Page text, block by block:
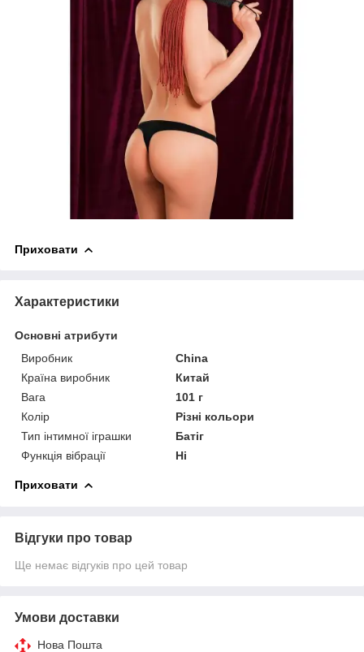
Приховати
Характеристики
Основні атрибути
Виробник
China
Країна виробник
Китай
Вага
101 г
Колір
Різні кольори
Тип інтимної іграшки
Батіг
Функція вібрації
Ні
Приховати
Відгуки про товар
Ще немає відгуків про цей товар
Умови доставки
Нова Пошта